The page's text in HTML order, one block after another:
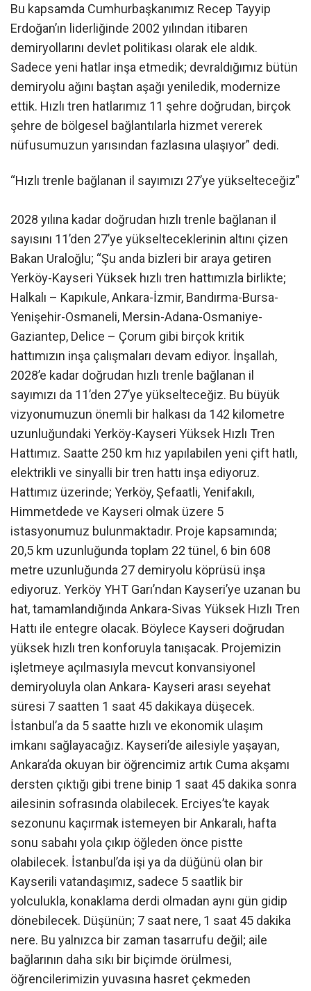
Bu kapsamda Cumhurbaşkanımız Recep Tayyip
Erdoğan’ın liderliğinde 2002 yılından itibaren
demiryollarını devlet politikası olarak ele aldık.
Sadece yeni hatlar inşa etmedik; devraldığımız bütün
demiryolu ağını baştan aşağı yeniledik, modernize
ettik. Hızlı tren hatlarımız 11 şehre doğrudan, birçok
şehre de bölgesel bağlantılarla hizmet vererek
nüfusumuzun yarısından fazlasına ulaşıyor” dedi.
“Hızlı trenle bağlanan il sayımızı 27’ye yükselteceğiz”
2028 yılına kadar doğrudan hızlı trenle bağlanan il
sayısını 11’den 27’ye yükselteceklerinin altını çizen
Bakan Uraloğlu; “Şu anda bizleri bir araya getiren
Yerköy-Kayseri Yüksek hızlı tren hattımızla birlikte;
Halkalı – Kapıkule, Ankara-İzmir, Bandırma-Bursa-
Yenişehir-Osmaneli, Mersin-Adana-Osmaniye-
Gaziantep, Delice – Çorum gibi birçok kritik
hattımızın inşa çalışmaları devam ediyor. İnşallah,
2028’e kadar doğrudan hızlı trenle bağlanan il
sayımızı da 11’den 27’ye yükselteceğiz. Bu büyük
vizyonumuzun önemli bir halkası da 142 kilometre
uzunluğundaki Yerköy-Kayseri Yüksek Hızlı Tren
Hattımız. Saatte 250 km hız yapılabilen yeni çift hatlı,
elektrikli ve sinyalli bir tren hattı inşa ediyoruz.
Hattımız üzerinde; Yerköy, Şefaatli, Yenifakılı,
Himmetdede ve Kayseri olmak üzere 5
istasyonumuz bulunmaktadır. Proje kapsamında;
20,5 km uzunluğunda toplam 22 tünel, 6 bin 608
metre uzunluğunda 27 demiryolu köprüsü inşa
ediyoruz. Yerköy YHT Garı’ndan Kayseri’ye uzanan bu
hat, tamamlandığında Ankara-Sivas Yüksek Hızlı Tren
Hattı ile entegre olacak. Böylece Kayseri doğrudan
yüksek hızlı tren konforuyla tanışacak. Projemizin
işletmeye açılmasıyla mevcut konvansiyonel
demiryoluyla olan Ankara- Kayseri arası seyehat
süresi 7 saatten 1 saat 45 dakikaya düşecek.
İstanbul’a da 5 saatte hızlı ve ekonomik ulaşım
imkanı sağlayacağız. Kayseri’de ailesiyle yaşayan,
Ankara’da okuyan bir öğrencimiz artık Cuma akşamı
dersten çıktığı gibi trene binip 1 saat 45 dakika sonra
ailesinin sofrasında olabilecek. Erciyes’te kayak
sezonunu kaçırmak istemeyen bir Ankaralı, hafta
sonu sabahı yola çıkıp öğleden önce pistte
olabilecek. İstanbul’da işi ya da düğünü olan bir
Kayserili vatandaşımız, sadece 5 saatlik bir
yolculukla, konaklama derdi olmadan aynı gün gidip
dönebilecek. Düşünün; 7 saat nere, 1 saat 45 dakika
nere. Bu yalnızca bir zaman tasarrufu değil; aile
bağlarının daha sıkı bir biçimde örülmesi,
öğrencilerimizin yuvasına hasret çekmeden